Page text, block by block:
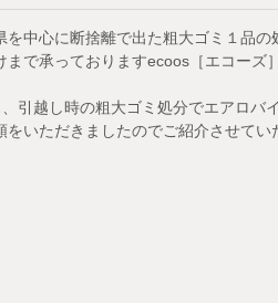
中心に断捨離で出た粗大ゴミ１品の
で承っておりますecoos［エコーズ
引越し時の粗大ゴミ処分でエアロバ
をいただきましたのでご紹介させてい